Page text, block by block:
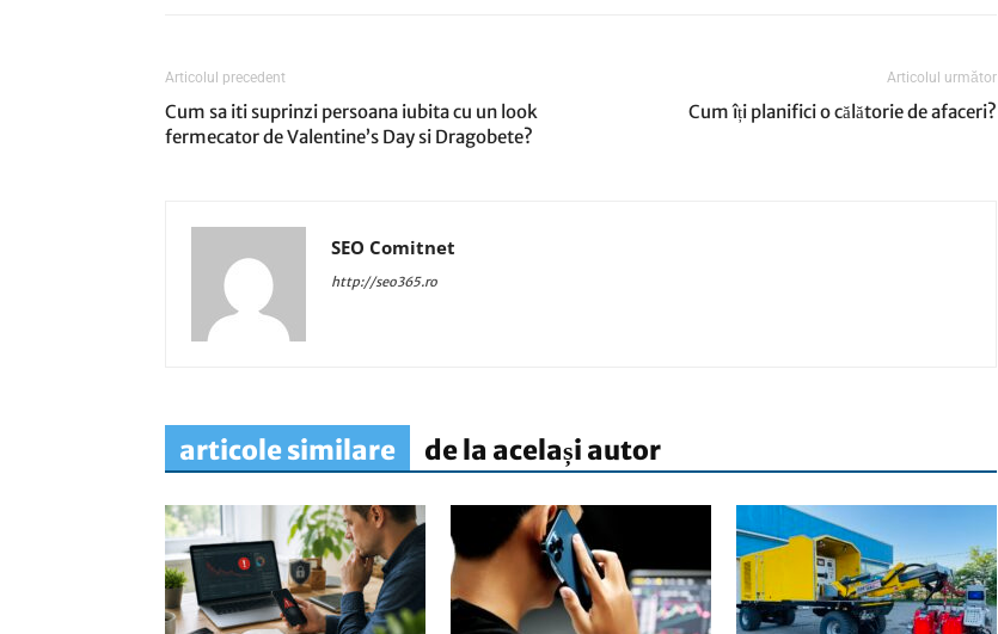
Articolul precedent
Cum sa iti suprinzi persoana iubita cu un look
fermecator de Valentine’s Day si Dragobete?
Articolul următor
Cum îți planifici o călătorie de afaceri?
SEO Comitnet
http://seo365.ro
articole similare de la același autor